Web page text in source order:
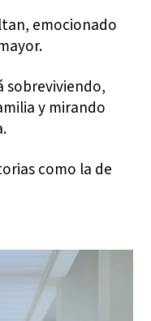
emocionado
sobreviviendo,
y mirando
como la de